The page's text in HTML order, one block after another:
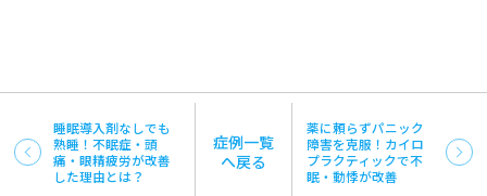
睡眠導入剤なしでも
熟睡！不眠症・頭
痛・眼精疲労が改善
した理由とは？
症例一覧
へ戻る
薬に頼らずパニック
障害を克服！カイロ
プラクティックで不
眠・動悸が改善